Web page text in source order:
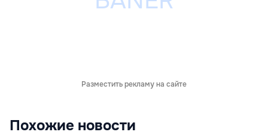
Разместить рекламу на сайте
Похожие новости